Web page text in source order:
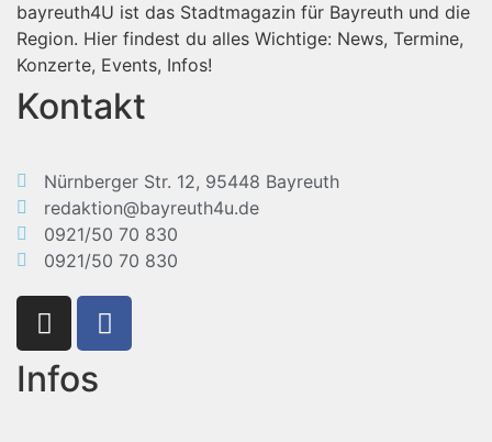
bayreuth4U ist das Stadtmagazin für Bayreuth und die
Region. Hier findest du alles Wichtige: News, Termine,
Konzerte, Events, Infos!
Kontakt
Nürnberger Str. 12, 95448 Bayreuth
redaktion@bayreuth4u.de
0921/50 70 830
0921/50 70 830
Infos